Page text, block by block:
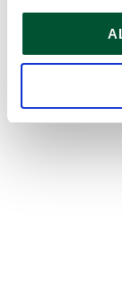
speichern,
unbedingt
ersuchen wir
Sie können